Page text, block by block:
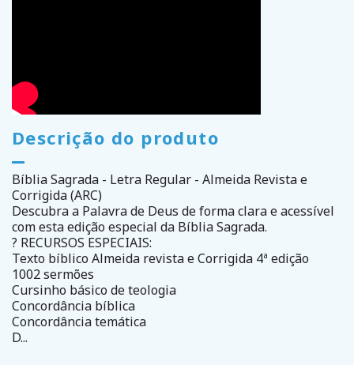
Descrição do produto
Bíblia Sagrada - Letra Regular - Almeida Revista e
Corrigida (ARC)
Descubra a Palavra de Deus de forma clara e acessível
com esta edição especial da Bíblia Sagrada.
? RECURSOS ESPECIAIS:
Texto bíblico Almeida revista e Corrigida 4ª edição
1002 sermões
Cursinho básico de teologia
Concordância bíblica
Concordância temática
D...